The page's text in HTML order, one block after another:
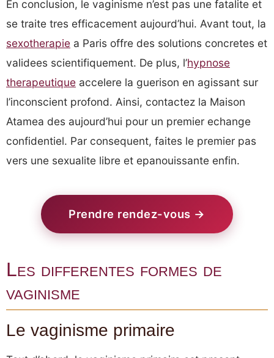
En conclusion, le vaginisme n’est pas une fatalite et
se traite tres efficacement aujourd’hui. Avant tout, la
sexotherapie a Paris offre des solutions concretes et
validees scientifiquement. De plus, l’hypnose
therapeutique accelere la guerison en agissant sur
l’inconscient profond. Ainsi, contactez la Maison
Atamea des aujourd’hui pour un premier echange
confidentiel. Par consequent, faites le premier pas
vers une sexualite libre et epanouissante enfin.
Prendre rendez-vous →
Les differentes formes de
vaginisme
Le vaginisme primaire